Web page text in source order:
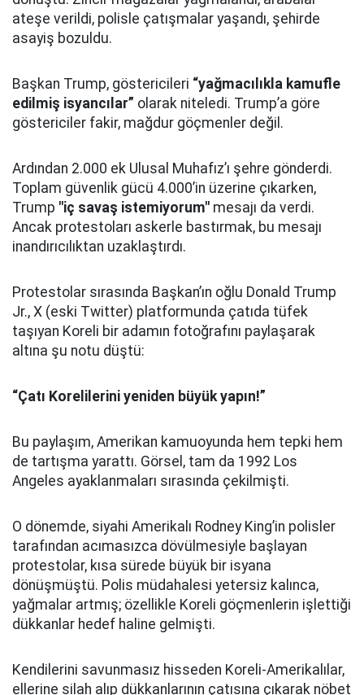
ateşe verildi, polisle çatışmalar yaşandı, şehirde
asayiş bozuldu.
Başkan Trump, göstericileri “yağmacılıkla kamufle
edilmiş isyancılar” olarak niteledi. Trump’a göre
göstericiler fakir, mağdur göçmenler değil.
Ardından 2.000 ek Ulusal Muhafız’ı şehre gönderdi.
Toplam güvenlik gücü 4.000’in üzerine çıkarken,
Trump "iç savaş istemiyorum" mesajı da verdi.
Ancak protestoları askerle bastırmak, bu mesajı
inandırıcılıktan uzaklaştırdı.
Protestolar sırasında Başkan’ın oğlu Donald Trump
Jr., X (eski Twitter) platformunda çatıda tüfek
taşıyan Koreli bir adamın fotoğrafını paylaşarak
altına şu notu düştü:
“Çatı Korelilerini yeniden büyük yapın!”
Bu paylaşım, Amerikan kamuoyunda hem tepki hem
de tartışma yarattı. Görsel, tam da 1992 Los
Angeles ayaklanmaları sırasında çekilmişti.
O dönemde, siyahi Amerikalı Rodney King’in polisler
tarafından acımasızca dövülmesiyle başlayan
protestolar, kısa sürede büyük bir isyana
dönüşmüştü. Polis müdahalesi yetersiz kalınca,
yağmalar artmış; özellikle Koreli göçmenlerin işlettiği
dükkanlar hedef haline gelmişti.
Kendilerini savunmasız hisseden Koreli-Amerikalılar,
ellerine silah alıp dükkanlarının çatısına çıkarak nöbet